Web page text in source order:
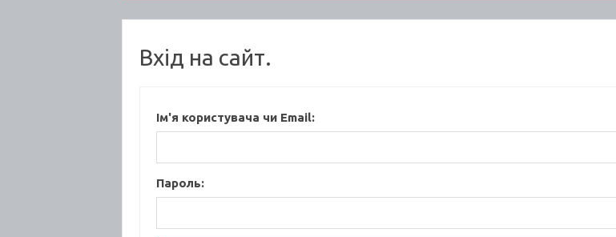
Вхід на сайт.
Ім'я користувача чи Email:
Пароль: